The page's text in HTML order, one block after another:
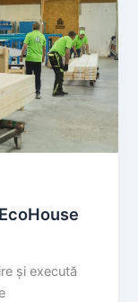
și execută